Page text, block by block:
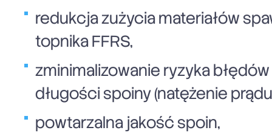
redukcja zużycia materiałów
topnika FFRS,
zminimalizowanie ryzyka
długości spoiny (natężenie
powtarzalna jakość spoin,